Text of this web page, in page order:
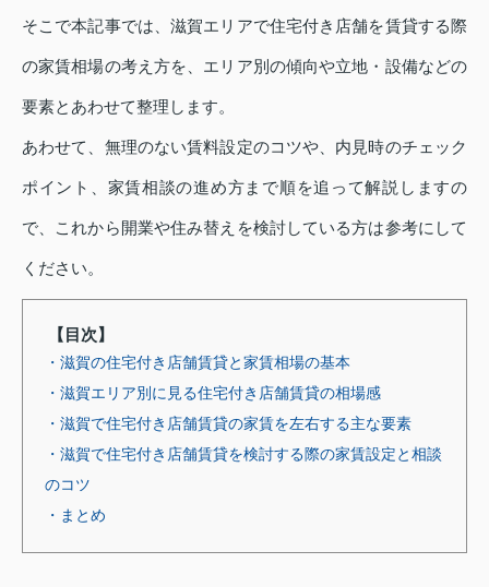
そこで本記事では、滋賀エリアで住宅付き店舗を賃貸する際
の家賃相場の考え方を、エリア別の傾向や立地・設備などの
要素とあわせて整理します。
あわせて、無理のない賃料設定のコツや、内見時のチェック
ポイント、家賃相談の進め方まで順を追って解説しますの
で、これから開業や住み替えを検討している方は参考にして
ください。
【目次】
・滋賀の住宅付き店舗賃貸と家賃相場の基本
・滋賀エリア別に見る住宅付き店舗賃貸の相場感
・滋賀で住宅付き店舗賃貸の家賃を左右する主な要素
・滋賀で住宅付き店舗賃貸を検討する際の家賃設定と相談
のコツ
・まとめ